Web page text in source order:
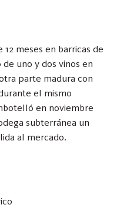
meses en barricas de
uno y dos vinos en
parte madura con
el mismo
en noviembre
subterránea un
al mercado.